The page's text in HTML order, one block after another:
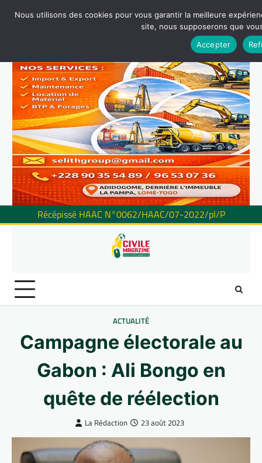
Récépissé HAAC N°0062/HAAC/07-2022/pl/P
ACTUALITÉ
Campagne électorale au
Gabon : Ali Bongo en
quête de réélection
La Rédaction 23 août 2023
Nous utilisons des cookies pour vous garantir la meilleure
site, nous supposerons que
Accepter